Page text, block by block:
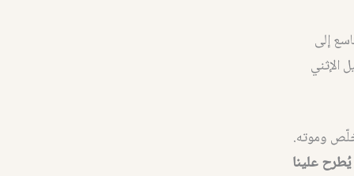
إلى
الإثني
وموته.
يُطرح علينا